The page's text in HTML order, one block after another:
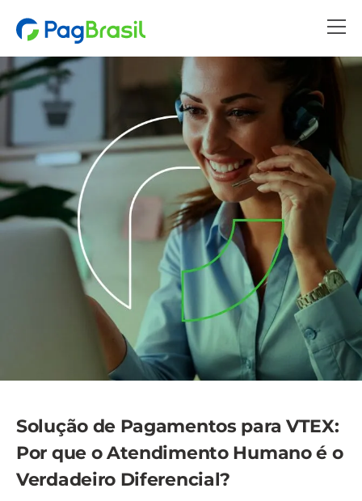
Solução de Pagamentos para VTEX:
Por que o Atendimento Humano é o
Verdadeiro Diferencial?